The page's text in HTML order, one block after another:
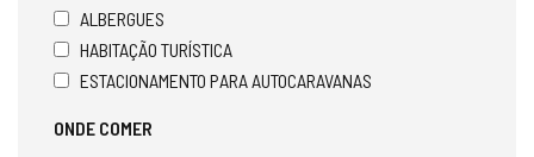
ALBERGUES
HABITAÇÃO TURÍSTICA
ESTACIONAMENTO PARA AUTOCARAVANAS
ONDE COMER